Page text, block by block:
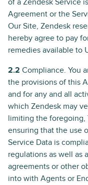
of a Zendesk Service
Agreement or the
Our Site, Zendesk
hereby agree to pay
remedies available to
2.2 Compliance. You
the provisions of this
and for any and all
which Zendesk may
limiting the foregoing,
ensuring that the use
Service Data is
regulations as well as
agreements or other
into with Agents or